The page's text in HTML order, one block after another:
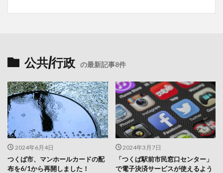
公共/行政 の最新記事8件
2024年6月4日
つくば市、マンホールカードの配
布を6/1から再開しました！
2024年3月7日
「つくば駅前市民窓口センター」
で電子決済サービスが使えるよう